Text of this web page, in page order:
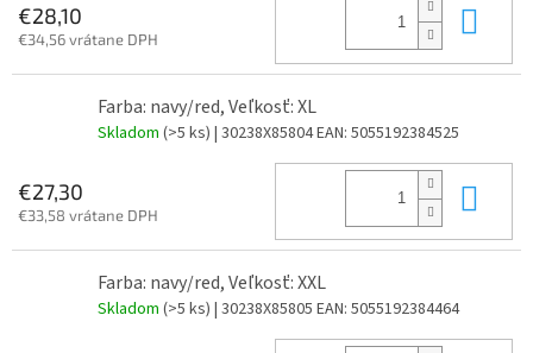
€28,10
€34,56 vrátane DPH
Farba: navy/red, Veľkosť: XL
Skladom (>5 ks) | 30238X85804EAN: 5055192384525
€27,30
€33,58 vrátane DPH
Farba: navy/red, Veľkosť: XXL
Skladom (>5 ks) | 30238X85805 EAN: 5055192384464